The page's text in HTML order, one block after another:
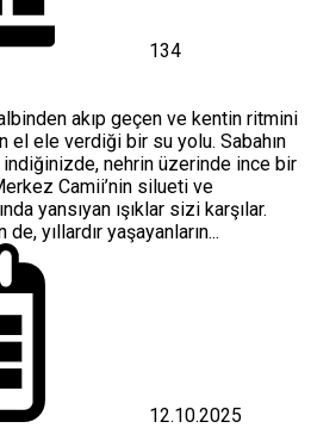
134
akıp geçen ve kentin ritmini
el ele verdiği bir su yolu. Sabahın
indiğinizde, nehrin üzerinde ince bir
Camii’nin silueti ve
yansıyan ışıklar sizi karşılar.
yıllardır yaşayanların...
12.10.2025